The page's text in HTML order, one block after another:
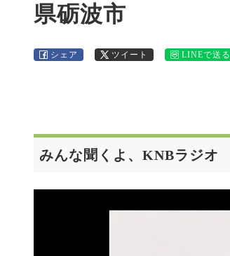
県砺波市
シェア ツイート LINEで送る
みんな聞くよ、KNBラジオ